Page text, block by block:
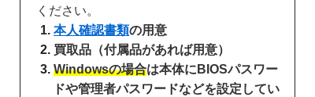
ください。
本人確認書類の用意
買取品（付属品があれば用意）
Windowsの場合は本体にBIOSパスワー
ドや管理者パスワードなどを設定してい